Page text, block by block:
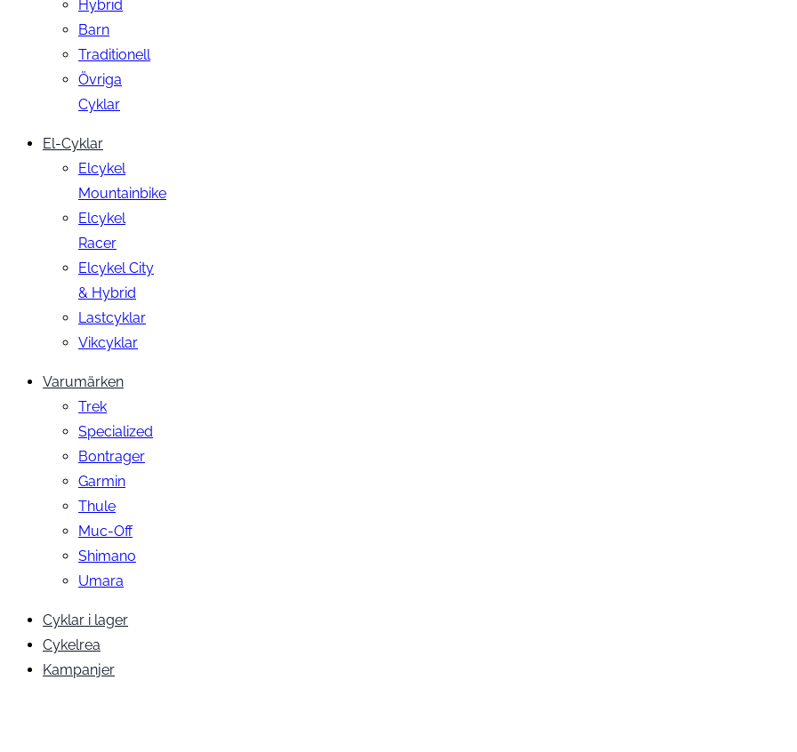
Hybrid
Barn
Traditionell
Övriga
Cyklar
El-Cyklar
Elcykel
Mountainbike
Elcykel
Racer
Elcykel City
& Hybrid
Lastcyklar
Vikcyklar
Varumärken
Trek
Specialized
Bontrager
Garmin
Thule
Muc-Off
Shimano
Umara
Cyklar i lager
Cykelrea
Kampanjer